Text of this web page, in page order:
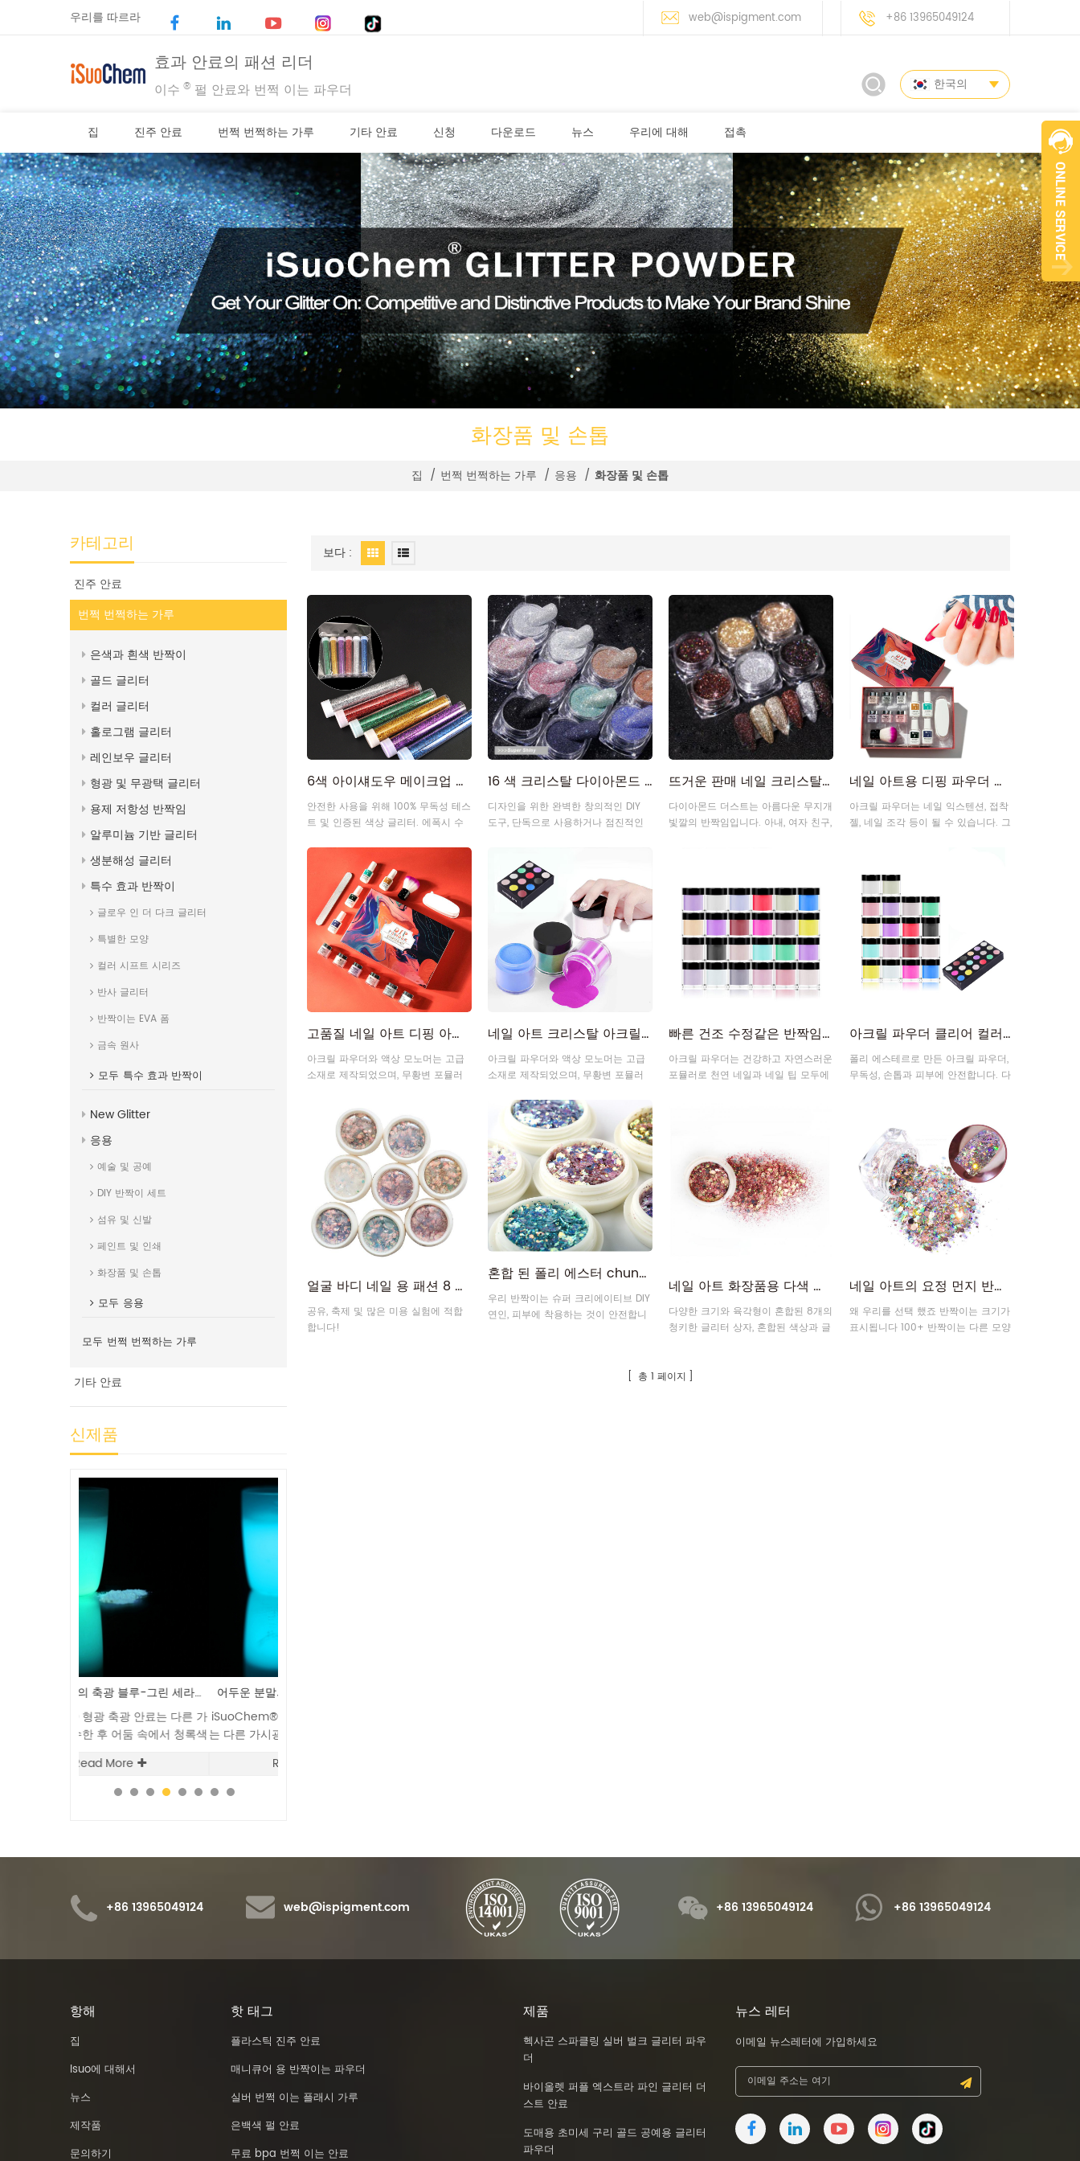
우리를 따르라 web@ispigment.com +86 13965049124
효과 안료의 패션 리더
이수 ® 펄 안료와 번쩍 이는 파우더 한국의
집 진주 안료 번쩍 번쩍하는 가루 기타 안료 신청 다운로드 뉴스 우리에 대해 접촉
화장품 및 손톱
집 / 번쩍 번쩍하는 가루 / 응용 / 화장품 및 손톱
카테고리
진주 안료
번쩍 번쩍하는 가루
은색과 흰색 반짝이
골드 글리터
컬러 글리터
홀로그램 글리터
레인보우 글리터
형광 및 무광택 글리터
용제 저항성 반짝임
알루미늄 기반 글리터
생분해성 글리터
특수 효과 반짝이
글로우 인 더 다크 글리터
특별한 모양
컬러 시프트 시리즈
반사 글리터
반짝이는 EVA 폼
금속 원사
모두 특수 효과 반짝이
New Glitter
응용
예술 및 공예
DIY 반짝이 세트
섬유 및 신발
페인트 및 인쇄
화장품 및 손톱
모두 응용
모두 번쩍 번쩍하는 가루
기타 안료
신제품
어두운 분말의 도매 청록색 스트론튬 알루민산염 발광
iSuoChem® 글로우 인 더 다크 파우더
는 다른 가시광선을 흡수한 후 어둠 속에
용할 수 있습니다.
Read More
보다 :
6색 아이섀도우 메이크업 네일 아트 글리터 파우더 세트
안전한 사용을 위해 100% 무독성 테스
트 및 인증된 색상 글리터. 에폭시 수
터), 슬라임, 화장품, 학교 예술 & 공예,
손톱, 얼굴, 축제, 헤어, 바디, 파티 & 휴
일 선물 장식용
16 색 크리스탈 다이아몬드 더스트 네일 아트 장식 글리터 파우더
디자인을 위한 완벽한 창의적인 DIY
도구, 단독으로 사용하거나 점진적인
로 재미있게 즐기세요.
뜨거운 판매 네일 크리스탈 다이아몬드 아크릴 반짝이 분말
다이아몬드 더스트는 아름다운 무지개
빛깔의 반짝임입니다. 아내, 여자 친구,
네일 아트용 디핑 파우더 네일 뷰티 키트 아크릴 네일 세트
아크릴 파우더는 네일 익스텐션, 접착
젤, 네일 조각 등이 될 수 있습니다. 그
다음 올바른 위치에 붙이고 파일을 정
을 제공합니다. 원하는 모양으로.
고품질 네일 아트 디핑 아크릴 파우더 키트
아크릴 파우더와 액상 모노머는 고급
소재로 제작되었으며, 무황변 포뮬러
용할 수 있습니다. 그 사이에 영양 오
일이 제공됩니다. 강력한 손톱 보습이
네일 아트를 마친 후에도 손톱을 잘 관
리하여 손톱을 오래 지속시킬 수 있습
니다.12
네일 아트 크리스탈 아크릴 디핑 파우더
아크릴 파우더와 액상 모노머는 고급
소재로 제작되었으며, 무황변 포뮬러
용할 수 있습니다. 그 사이에 영양 오
일이 제공됩니다.
빠른 건조 수정같은 반짝임 아크릴 분말 네일 아트 아크릴 분말
아크릴 파우더는 건강하고 자연스러운
포뮬러로 천연 네일과 네일 팁 모두에
아크릴 파우더 클리어 컬러 조각 크리스탈 디핑 파우더
폴리 에스테르로 만든 아크릴 파우더,
무독성, 손톱과 피부에 안전합니다. 다
얼굴 바디 네일 용 패션 8 색 화장품 학년 땅딸막 한 네일 반짝이 파우더
공유, 축제 및 많은 미용 실험에 적합
합니다!
혼합 된 폴리 에스터 chunky 육각형 모양의 화장품 반짝이
우리 반짝이는 슈퍼 크리에이티브 DIY
연인, 피부에 착용하는 것이 안전합니
네일 아트 화장품용 다색 카멜레온 반짝이 조각
다양한 크기와 육각형이 혼합된 8개의
청키한 글리터 상자, 혼합된 색상과 글
시선을 사로잡습니다.
네일 아트의 요정 먼지 반짝이 분말
왜 우리를 선택 했죠 반짝이는 크기가
표시됩니다 100+ 반짝이는 다른 모양
총 1 페이지
+86 13965049124 web@ispigment.com +86 13965049124 +86 13965049124
항해
집
Isuo에 대해서
뉴스
제작품
문의하기
핫 태그
플라스틱 진주 안료
매니큐어 용 반짝이는 파우더
실버 번쩍 이는 플래시 가루
은백색 펄 안료
무료 bpa 번쩍 이는 안료
제품
헥사곤 스파클링 실버 벌크 글리터 파우
더
바이올렛 퍼플 엑스트라 파인 글리터 더
스트 안료
도매용 초미세 구리 골드 공예용 글리터
파우더
뉴스 레터
이메일 뉴스레터에 가입하세요